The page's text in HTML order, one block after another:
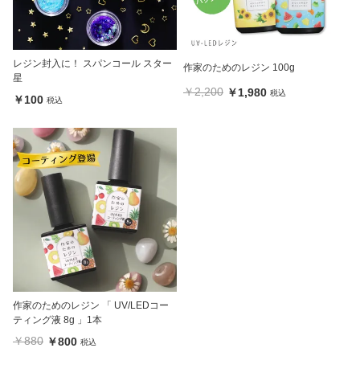
レジン封入に！ スパンコール スター
星
￥100 税込
作家のためのレジン 100g
￥2,200 ￥1,980 税込
作家のためのレジン 「 UV/LEDコー
ティング液 8g 」1本
￥880 ￥800 税込